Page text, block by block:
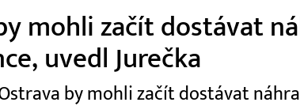
mohli začít dostávat
uvedl Jurečka
by mohli začít dostávat